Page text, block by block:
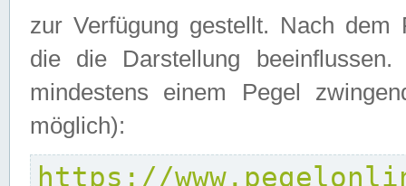
zur Verfügung gestellt. Nach dem
die die Darstellung
mindestens einem Pegel
möglich):
https://